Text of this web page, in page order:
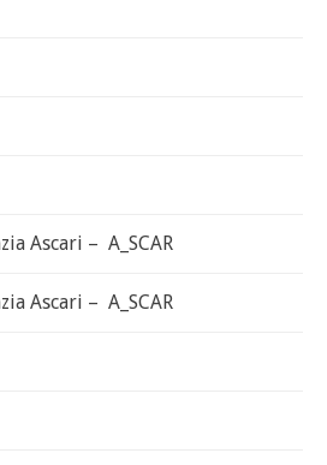
Ascari – A_SCAR
Ascari – A_SCAR